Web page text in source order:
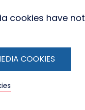
cookies have
COOKIES